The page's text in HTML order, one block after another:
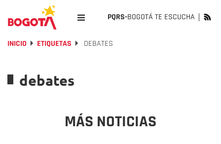
PQRS-BOGOTÁ TE ESCUCHA
INICIO ETIQUETAS DEBATES
debates
MÁS NOTICIAS